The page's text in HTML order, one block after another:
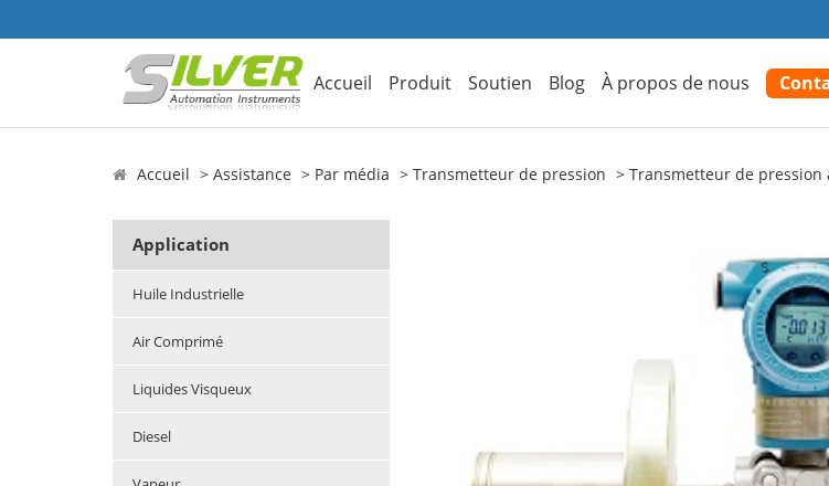
Accueil Produit Soutien Blog À propos de nous
Accueil Assistance Par média Transmetteur de pression Transmetteur de
Application
Huile Industrielle
Air Comprimé
Liquides Visqueux
Diesel